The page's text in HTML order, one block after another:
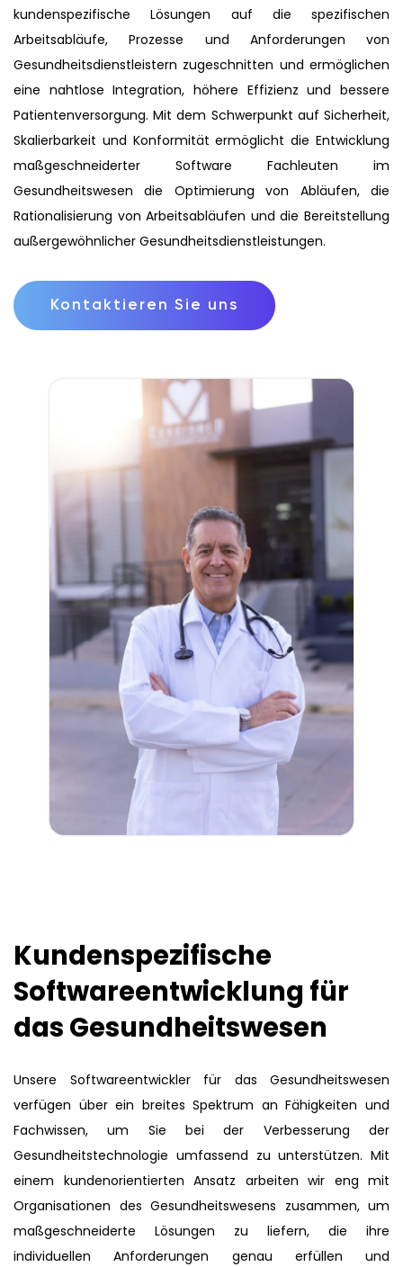
kundenspezifische Lösungen auf die spezifischen
Arbeitsabläufe, Prozesse und Anforderungen von
Gesundheitsdienstleistern zugeschnitten und ermöglichen
eine nahtlose Integration, höhere Effizienz und bessere
Patientenversorgung. Mit dem Schwerpunkt auf Sicherheit,
Skalierbarkeit und Konformität ermöglicht die Entwicklung
maßgeschneiderter Software Fachleuten im
Gesundheitswesen die Optimierung von Abläufen, die
Rationalisierung von Arbeitsabläufen und die Bereitstellung
außergewöhnlicher Gesundheitsdienstleistungen.
Kontaktieren Sie uns
Kundenspezifische
Softwareentwicklung für
das Gesundheitswesen
Unsere Softwareentwickler für das Gesundheitswesen
verfügen über ein breites Spektrum an Fähigkeiten und
Fachwissen, um Sie bei der Verbesserung der
Gesundheitstechnologie umfassend zu unterstützen. Mit
einem kundenorientierten Ansatz arbeiten wir eng mit
Organisationen des Gesundheitswesens zusammen, um
maßgeschneiderte Lösungen zu liefern, die ihre
individuellen Anforderungen genau erfüllen und